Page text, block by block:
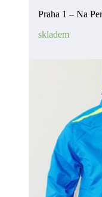
Praha 1 – Na
skladem